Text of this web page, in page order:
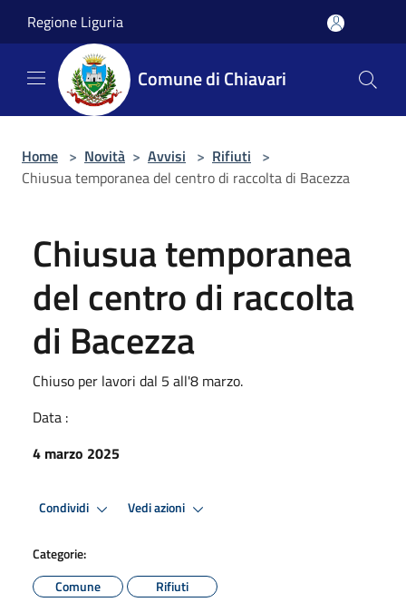
Regione Liguria
Comune di Chiavari
Home > Novità > Avvisi > Rifiuti >
Chiusua temporanea del centro di raccolta di Bacezza
Chiusua temporanea
del centro di raccolta
di Bacezza
Chiuso per lavori dal 5 all'8 marzo.
Data :
4 marzo 2025
Condividi Vedi azioni
Categorie:
Comune
Rifiuti